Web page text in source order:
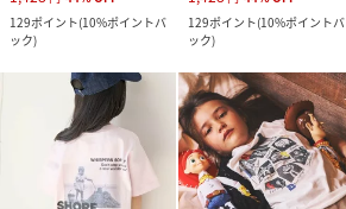
129ポイント(10%ポイントバ
ック)
129ポイント(10%ポイントバ
ック)